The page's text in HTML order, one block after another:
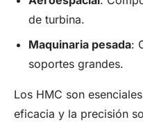
de turbina.
Maquinaria pesada:
soportes grandes.
Los HMC son
eficacia y la precisión